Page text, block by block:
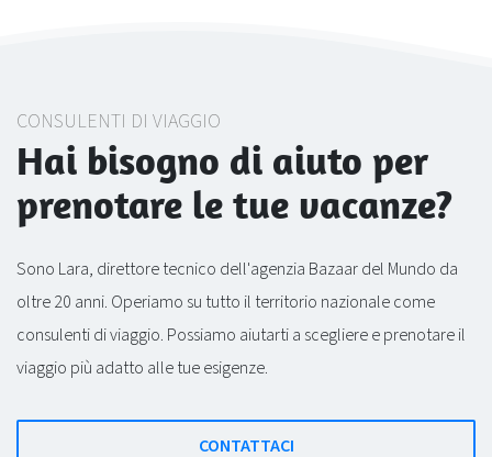
CONSULENTI DI VIAGGIO
Hai bisogno di aiuto per
prenotare le tue vacanze?
Sono Lara, direttore tecnico dell'agenzia Bazaar del Mundo da
oltre 20 anni. Operiamo su tutto il territorio nazionale come
consulenti di viaggio. Possiamo aiutarti a scegliere e prenotare il
viaggio più adatto alle tue esigenze.
CONTATTACI